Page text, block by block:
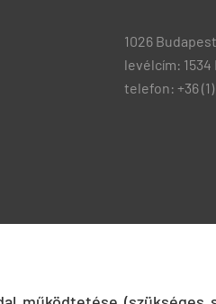
1026
levélcím:
telefon: +36